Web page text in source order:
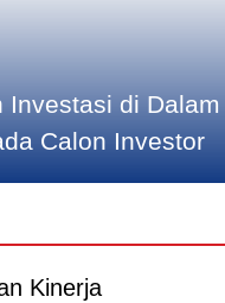
di
Calon Investor
Kinerja